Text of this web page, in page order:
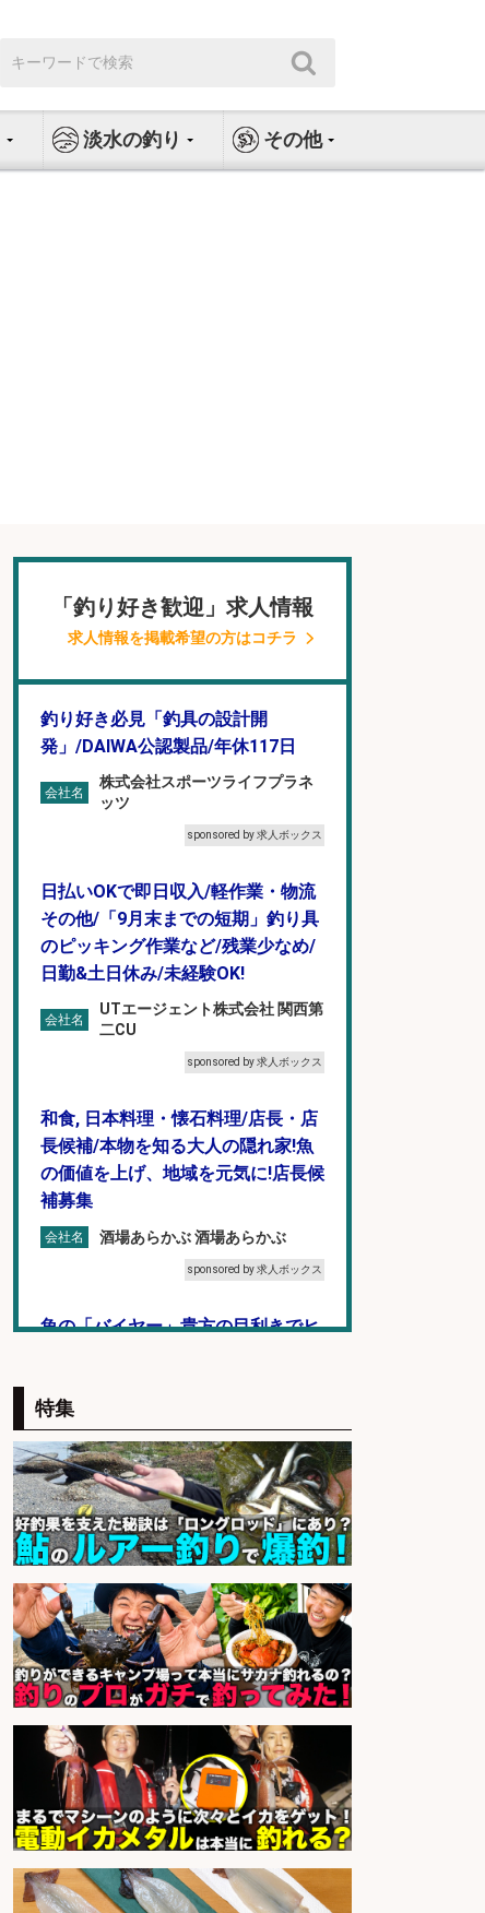
索:
淡水の釣り その他
「釣り好き歓迎」求人情報
求人情報を掲載希望の方はコチラ
釣り好き必見「釣具の設計開
発」/DAIWA公認製品/年休117日
会社名
株式会社スポーツライフプラネ
ッツ
sponsored by 求人ボックス
日払いOKで即日収入/軽作業・物流
その他/「9月末までの短期」釣り具
のピッキング作業など/残業少なめ/
日勤&土日休み/未経験OK!
会社名
UTエージェント株式会社 関西第
二CU
sponsored by 求人ボックス
和食, 日本料理・懐石料理/店長・店
長候補/本物を知る大人の隠れ家!魚
の価値を上げ、地域を元気に!店長候
補募集
会社名 酒場あらかぶ 酒場あらかぶ
sponsored by 求人ボックス
魚の「バイヤー」貴方の目利きでヒ
釣り具などの出荷作業～～/工場/製
造
会社名 UTグループ株式会社
和食, 居酒屋/調理見習い・調理補助/
新鮮な魚料理×おでんの和食居酒屋
の若手スタッフ
会社名 サカナのハチベエ 矢場町店
sponsored by 求人ボックス
精肉・青果・鮮魚販売/志布志市で
お魚のカットや商品の陳列業務/時
間選べる×未経験歓迎×残業少なめ/
鹿児島県/志布志市
特集